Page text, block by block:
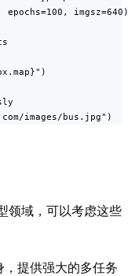
imgsz=640)
images/bus.jpg")
领域，可以考虑这些
提供强大的多任务